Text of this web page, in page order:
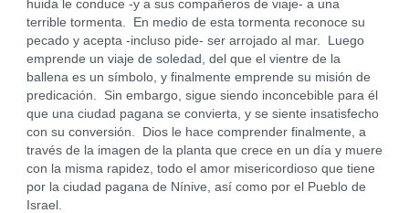
huida le conduce -y a sus compañeros de viaje- a una
terrible tormenta. En medio de esta tormenta reconoce su
pecado y acepta -incluso pide- ser arrojado al mar. Luego
emprende un viaje de soledad, del que el vientre de la
ballena es un símbolo, y finalmente emprende su misión de
predicación. Sin embargo, sigue siendo inconcebible para él
que una ciudad pagana se convierta, y se siente insatisfecho
con su conversión. Dios le hace comprender finalmente, a
través de la imagen de la planta que crece en un día y muere
con la misma rapidez, todo el amor misericordioso que tiene
por la ciudad pagana de Nínive, así como por el Pueblo de
Israel.